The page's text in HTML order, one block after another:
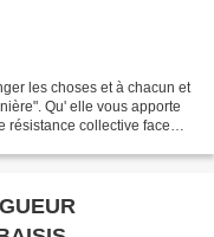
les choses et à chacun et
Qu' elle vous apporte
résistance collective face